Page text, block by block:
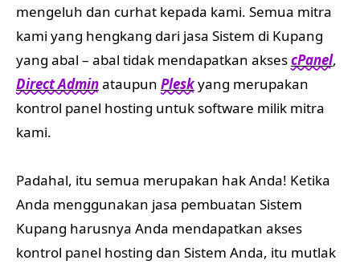
mengeluh dan curhat kepada kami. Semua mitra
kami yang hengkang dari jasa Sistem di Kupang
yang abal – abal tidak mendapatkan aksescPanel,
Direct Adminataupun Pleskyang merupakan
kontrol panel hosting untuk software milik mitra
kami.
Padahal, itu semua merupakan hak Anda! Ketika
Anda menggunakan jasa pembuatan Sistem
Kupang harusnya Anda mendapatkan akses
kontrol panel hosting dan Sistem Anda, itu mutlak